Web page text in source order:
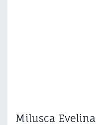
Milusca Evelina